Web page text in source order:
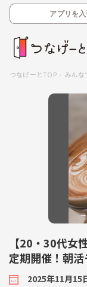
アプリを
つなげーとTOP みんな
【20・30代女
定期開催！朝
2025年11月15